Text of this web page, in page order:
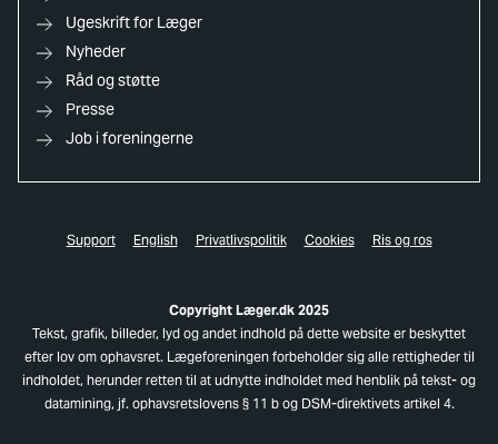
Ugeskrift for Læger
Nyheder
Råd og støtte
Presse
Job i foreningerne
Support English Privatlivspolitik Cookies Ris og ros
Copyright Læger.dk 2025
Tekst, grafik, billeder, lyd og andet indhold på dette website er beskyttet
efter lov om ophavsret. Lægeforeningen forbeholder sig alle rettigheder til
indholdet, herunder retten til at udnytte indholdet med henblik på tekst- og
datamining, jf. ophavsretslovens § 11 b og DSM-direktivets artikel 4.